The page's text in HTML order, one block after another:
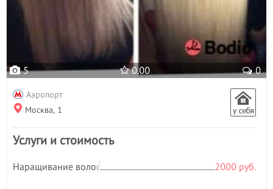
5 0.00 0
Аэропорт
Москва, 1
Услуги и стоимость
Наращивание волос 2000 руб.